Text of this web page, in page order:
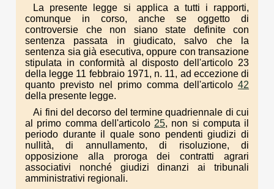
La presente legge si applica a tutti i rapporti,
comunque in corso, anche se oggetto di
controversie che non siano state definite con
sentenza passata in giudicato, salvo che la
sentenza sia già esecutiva, oppure con transazione
stipulata in conformità al disposto dell'articolo 23
della legge 11 febbraio 1971, n. 11, ad eccezione di
quanto previsto nel primo comma dell'articolo 42
della presente legge.
Ai fini del decorso del termine quadriennale di cui
al primo comma dell'articolo 25, non si computa il
periodo durante il quale sono pendenti giudizi di
nullità, di annullamento, di risoluzione, di
opposizione alla proroga dei contratti agrari
associativi nonché giudizi dinanzi ai tribunali
amministrativi regionali.